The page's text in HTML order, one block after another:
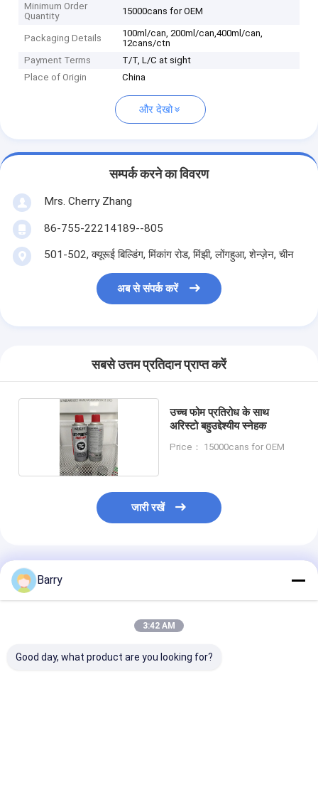
Minimum Order
Quantity
15000cans for OEM
Packaging Details
100ml/can, 200ml/can,400ml/can,
12cans/ctn
Payment Terms
T/T, L/C at sight
Place of Origin
China
और देखो
सम्पर्क करने का विवरण
Mrs. Cherry Zhang
86-755-22214189--805
501-502, क्यूरूई बिल्डिंग, मिंकांग रोड, मिंझी, लोंगहुआ, शेन्ज़ेन, चीन
अब से संपर्क करें
सबसे उत्तम प्रतिदान प्राप्त करें
उच्च फोम प्रतिरोध के साथ
अरिस्टो बहुउद्देश्यीय स्नेहक
Price： 15000cans for OEM
जारी रखें
अनुशंसित उत्पाद
Barry
3:42 AM
Good day, what product are you looking for?